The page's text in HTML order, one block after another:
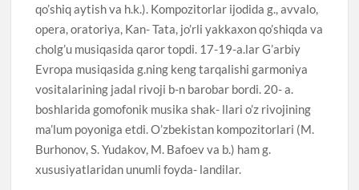
qo’shiq aytish va h.k.). Kompozitorlar ijodida g., avvalo,
opera, oratoriya, Kan- Tata, jo’rli yakkaxon qo’shiqda va
cholg’u musiqasida qaror topdi. 17-19-a.lar G’arbiy
Evropa musiqasida g.ning keng tarqalishi garmoniya
vositalarining jadal rivoji b-n barobar bordi. 20- a.
boshlarida gomofonik musika shak- llari o’z rivojining
ma’lum poyoniga etdi. O’zbekistan kompozitorlari (M.
Burhonov, S. Yudakov, M. Bafoev va b.) ham g.
xususiyatlaridan unumli foyda- landilar.